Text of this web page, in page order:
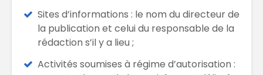
Sites d’informations : le nom du directeur de
la publication et celui du responsable de la
rédaction s’il y a lieu ;
Activités soumises à régime d’autorisation :